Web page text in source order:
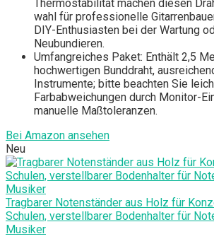
Thermostabilität machen diesen
wahl für professionelle
DIY-Enthusiasten bei der Wartung
Neubundieren.
Umfangreiches Paket: Enthält 2,5
hochwertigen Bunddraht,
Instrumente; bitte beachten Sie
Farbabweichungen durch Monitor-
manuelle Maßtoleranzen.
Bei Amazon ansehen
Neu
Tragbarer Notenständer aus Holz für
Schulen, verstellbarer Bodenhalter für
Musiker